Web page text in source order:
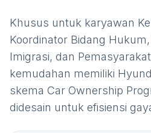
Khusus untuk karyawan
Koordinator Bidang
Imigrasi, dan
kemudahan memiliki
skema Car Ownership
didesain untuk efisiensi